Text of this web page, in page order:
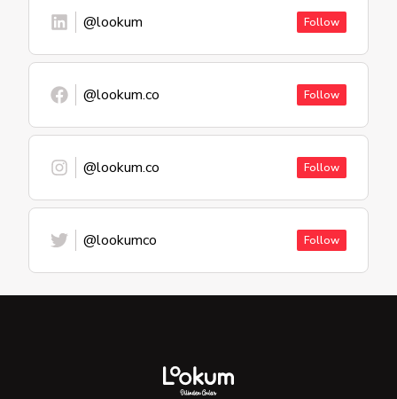
@lookum Follow
@lookum.co Follow
@lookum.co Follow
@lookumco Follow